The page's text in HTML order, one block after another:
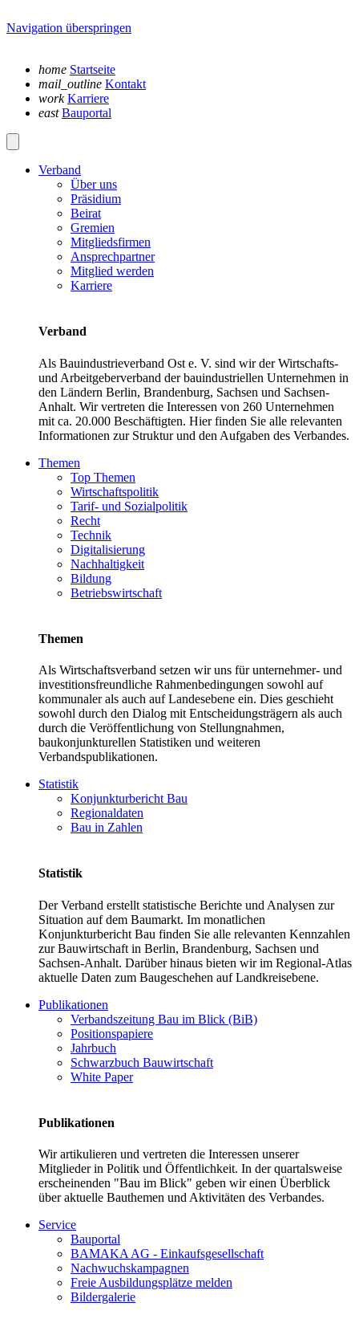
Navigation überspringen
home Startseite
mail_outline Kontakt
work Karriere
east Bauportal
Verband
Über uns
Präsidium
Beirat
Gremien
Mitgliedsfirmen
Ansprechpartner
Mitglied werden
Karriere
Verband
Als Bauindustrieverband Ost e. V. sind wir der Wirtschafts-
und Arbeitgeberverband der bauindustriellen Unternehmen in
den Ländern Berlin, Brandenburg, Sachsen und Sachsen-
Anhalt. Wir vertreten die Interessen von 260 Unternehmen
mit ca. 20.000 Beschäftigten. Hier finden Sie alle relevanten
Informationen zur Struktur und den Aufgaben des Verbandes.
Themen
Top Themen
Wirtschaftspolitik
Tarif- und Sozialpolitik
Recht
Technik
Digitalisierung
Nachhaltigkeit
Bildung
Betriebswirtschaft
Themen
Als Wirtschaftsverband setzen wir uns für unternehmer- und
investitionsfreundliche Rahmenbedingungen sowohl auf
kommunaler als auch auf Landesebene ein. Dies geschieht
sowohl durch den Dialog mit Entscheidungsträgern als auch
durch die Veröffentlichung von Stellungnahmen,
baukonjunkturellen Statistiken und weiteren
Verbandspublikationen.
Statistik
Konjunkturbericht Bau
Regionaldaten
Bau in Zahlen
Statistik
Der Verband erstellt statistische Berichte und Analysen zur
Situation auf dem Baumarkt. Im monatlichen
Konjunkturbericht Bau finden Sie alle relevanten Kennzahlen
zur Bauwirtschaft in Berlin, Brandenburg, Sachsen und
Sachsen-Anhalt. Darüber hinaus bieten wir im Regional-Atlas
aktuelle Daten zum Baugeschehen auf Landkreisebene.
Publikationen
Verbandszeitung Bau im Blick (BiB)
Positionspapiere
Jahrbuch
Schwarzbuch Bauwirtschaft
White Paper
Publikationen
Wir artikulieren und vertreten die Interessen unserer
Mitglieder in Politik und Öffentlichkeit. In der quartalsweise
erscheinenden "Bau im Blick" geben wir einen Überblick
über aktuelle Bauthemen und Aktivitäten des Verbandes.
Service
Bauportal
BAMAKA AG - Einkaufsgesellschaft
Nachwuchskampagnen
Freie Ausbildungsplätze melden
Bildergalerie